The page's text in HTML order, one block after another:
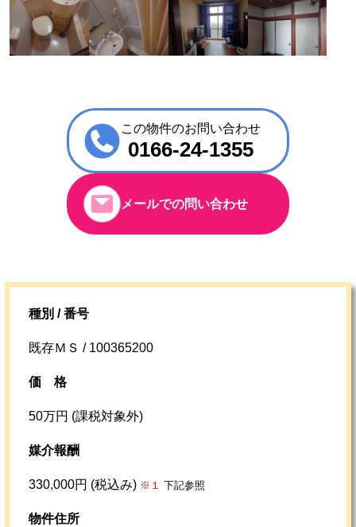
この物件のお問い合わせ
0166-24-1355
メールでの問い合わせ
種別 / 番号
既存ＭＳ / 100365200
価格
50万円 (課税対象外)
媒介報酬
330,000円 (税込み) ※１ 下記参照
物件住所